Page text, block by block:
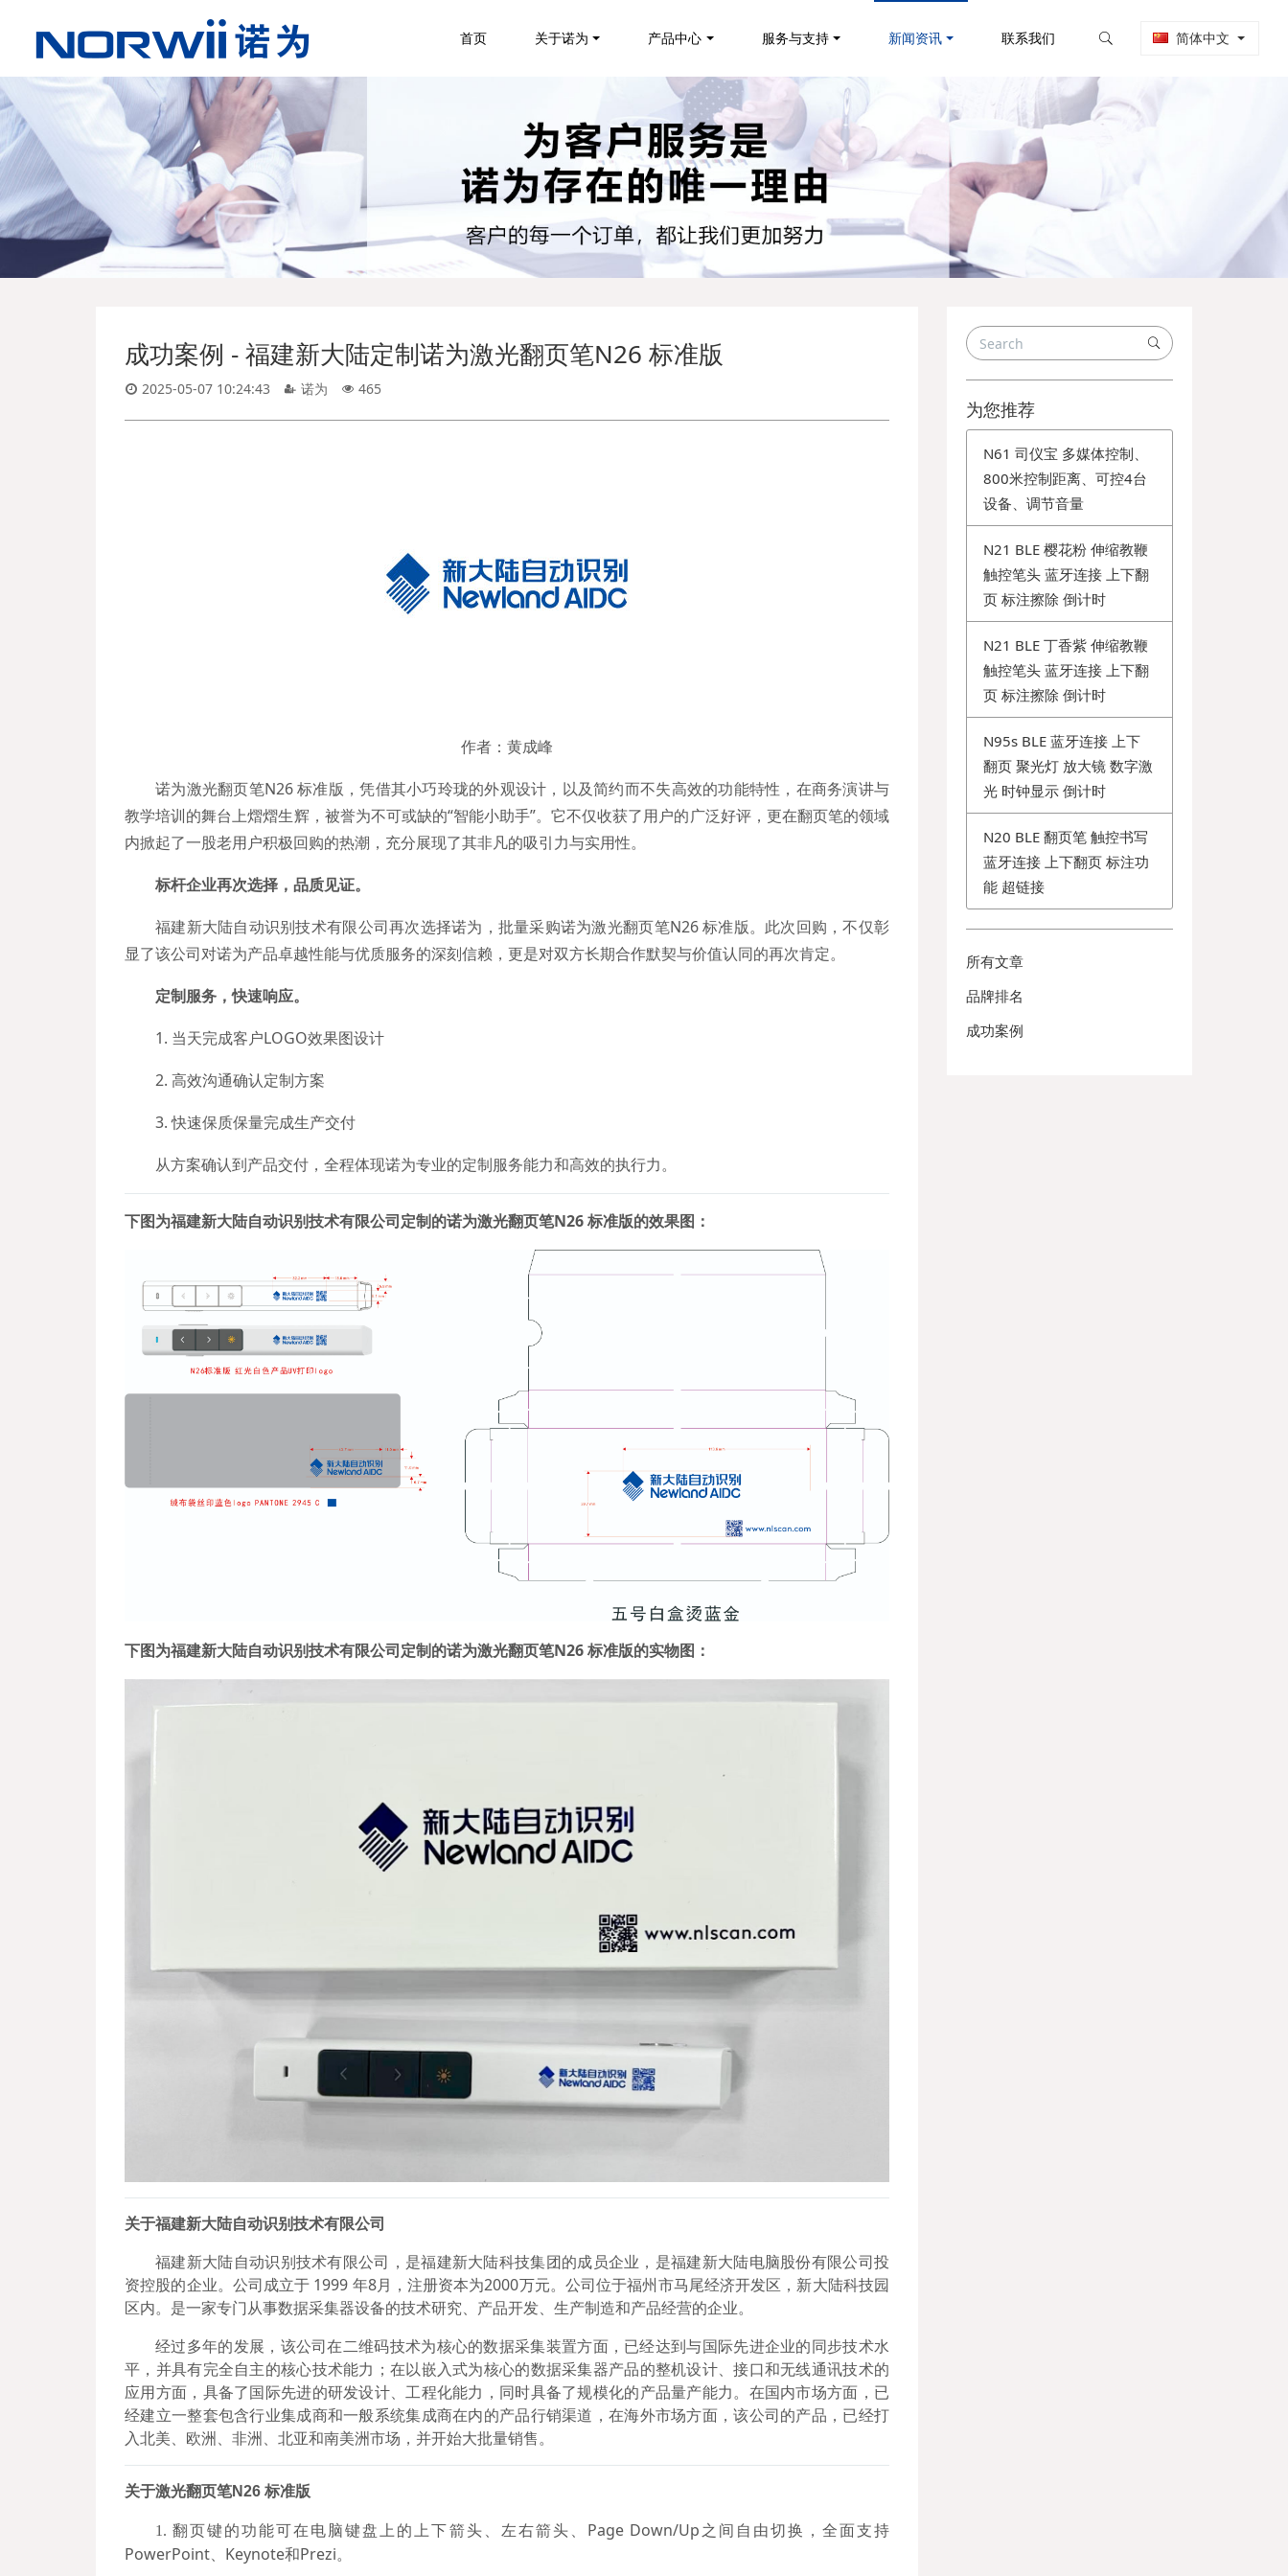
简体中文
首页 关于诺为 产品中心 服务与支持 新闻资讯 联系我们
成功案例 - 福建新大陆定制诺为激光翻页笔N26 标准版
2025-05-07 10:24:43 诺为 465
作者：黄成峰
诺为激光翻页笔N26 标准版，凭借其小巧玲珑的外观设计，以及简约而不失高效的功能特性，在商务演讲与
教学培训的舞台上熠熠生辉，被誉为不可或缺的“智能小助手”。它不仅收获了用户的广泛好评，更在翻页笔的领域
内掀起了一股老用户积极回购的热潮，充分展现了其非凡的吸引力与实用性。
标杆企业再次选择，品质见证。
福建新大陆自动识别技术有限公司再次选择诺为，批量采购诺为激光翻页笔N26 标准版。此次回购，不仅彰
显了该公司对诺为产品卓越性能与优质服务的深刻信赖，更是对双方长期合作默契与价值认同的再次肯定。
定制服务，快速响应。
1. 当天完成客户LOGO效果图设计
2. 高效沟通确认定制方案
3. 快速保质保量完成生产交付
从方案确认到产品交付，全程体现诺为专业的定制服务能力和高效的执行力。
下图为福建新大陆自动识别技术有限公司定制的诺为激光翻页笔N26 标准版的效果图：
下图为福建新大陆自动识别技术有限公司定制的诺为激光翻页笔N26 标准版的实物图：
关于福建新大陆自动识别技术有限公司
福建新大陆自动识别技术有限公司，是福建新大陆科技集团的成员企业，是福建新大陆电脑股份有限公司投
资控股的企业。公司成立于 1999 年8月，注册资本为2000万元。公司位于福州市马尾经济开发区，新大陆科技园
区内。是一家专门从事数据采集器设备的技术研究、产品开发、生产制造和产品经营的企业。
经过多年的发展，该公司在二维码技术为核心的数据采集装置方面，已经达到与国际先进企业的同步技术水
平，并具有完全自主的核心技术能力；在以嵌入式为核心的数据采集器产品的整机设计、接口和无线通讯技术的
应用方面，具备了国际先进的研发设计、工程化能力，同时具备了规模化的产品量产能力。在国内市场方面，已
经建立一整套包含行业集成商和一般系统集成商在内的产品行销渠道，在海外市场方面，该公司的产品，已经打
入北美、欧洲、非洲、北亚和南美洲市场，并开始大批量销售。
关于激光翻页笔N26 标准版
1.翻页键的功能可在电脑键盘上的上下箭头、左右箭头、Page Down/Up之间自由切换，全面支持
PowerPoint、Keynote和Prezi。
为您推荐
N61 司仪宝 多媒体控制、
800米控制距离、可控4台
设备、调节音量
N21 BLE 樱花粉 伸缩教鞭
触控笔头 蓝牙连接 上下翻
页 标注擦除 倒计时
N21 BLE 丁香紫 伸缩教鞭
触控笔头 蓝牙连接 上下翻
页 标注擦除 倒计时
N95s BLE 蓝牙连接 上下
翻页 聚光灯 放大镜 数字激
光 时钟显示 倒计时
N20 BLE 翻页笔 触控书写
蓝牙连接 上下翻页 标注功
能 超链接
所有文章
品牌排名
成功案例